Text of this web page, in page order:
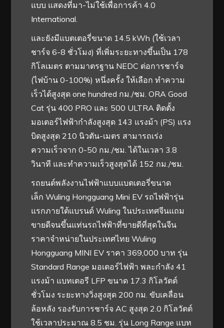
แบบ แสดงที่มา-ไม่ใช้เพื่อการค้า 4.0
International.
และยังมีแบตเตอรี่ขนาด 14.5 kWh (ใช้เวลา
ชาร์จ 6-8 ชั่วโมง) ที่เพิ่มระยะทางขึ้นเป็น 178
กิโลเมตร ตามมาตรฐาน NEDC ต่อการชาร์จ
(ไฟบ้าน 0-100%) หนึ่งครั้ง ให้เลือก ทำความ
เร็วได้สูงสุด one hundred กม./ชม. ORA Good
Cat รุ่น 400 PRO และ 500 ULTRA ติดตั้ง
มอเตอร์ไฟฟ้ากำลังสูงสุด 143 แรงม้า (PS) แรง
บิดสูงสุด 210 นิวตัน-เมตร สามารถเร่ง
ความเร็วจาก 0-50 กม./ชม. ได้ในเวลา 3.8
วินาที และทำความเร็วสูงสุดได้ 152 กม./ชม.
รถยนต์พลังงานไฟฟ้าแบบแบตเตอรี่ขนาด
เล็ก Wuling Hongguang Mini EV รถไฟฟ้ารุ่น
แรกภายใต้แบรนด์ Wuling ในประเทศจีนแถม
ขายดีจนขึ้นแท่นรถไฟฟ้าที่ขายดีที่สุดในจีน
ราคาจำหน่ายในประเทศไทย Wuling
Hongguang MINI EV ราคา 369,000 บาท รุ่น
Standard Range มอเตอร์ไฟฟ้า พละกำลัง 41
แรงม้า แบทเตอรี LFP ขนาด 17.3 กิโลวัตต์
ชั่วโมง ระยะทางวิ่งสูงสุด 200 กม. ขับเคลื่อน
ล้อหลัง รองรับการชาร์จ AC สูงสุด 2.0 กิโลวัตต์
ใช้เวลาประมาณ 8.5 ชม. รุ่น Long Range แบท